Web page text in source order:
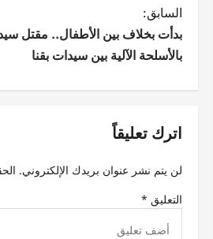
ت
ص
ا
ق
السابق:
بدأت بخلاف بين الأطفال.. مقتل
بالأسلحة الآلية بين سيدات بقنا
اترك تعليقاً
لن يتم نشر عنوان بريدك الإلكتروني.
التعليق *